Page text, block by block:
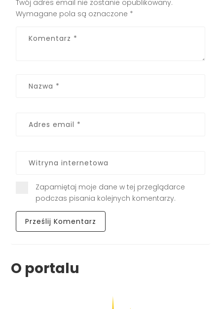
Twój adres email nie zostanie opublikowany.
Wymagane pola są oznaczone *
Zapamiętaj moje dane w tej przeglądarce
podczas pisania kolejnych komentarzy.
O portalu